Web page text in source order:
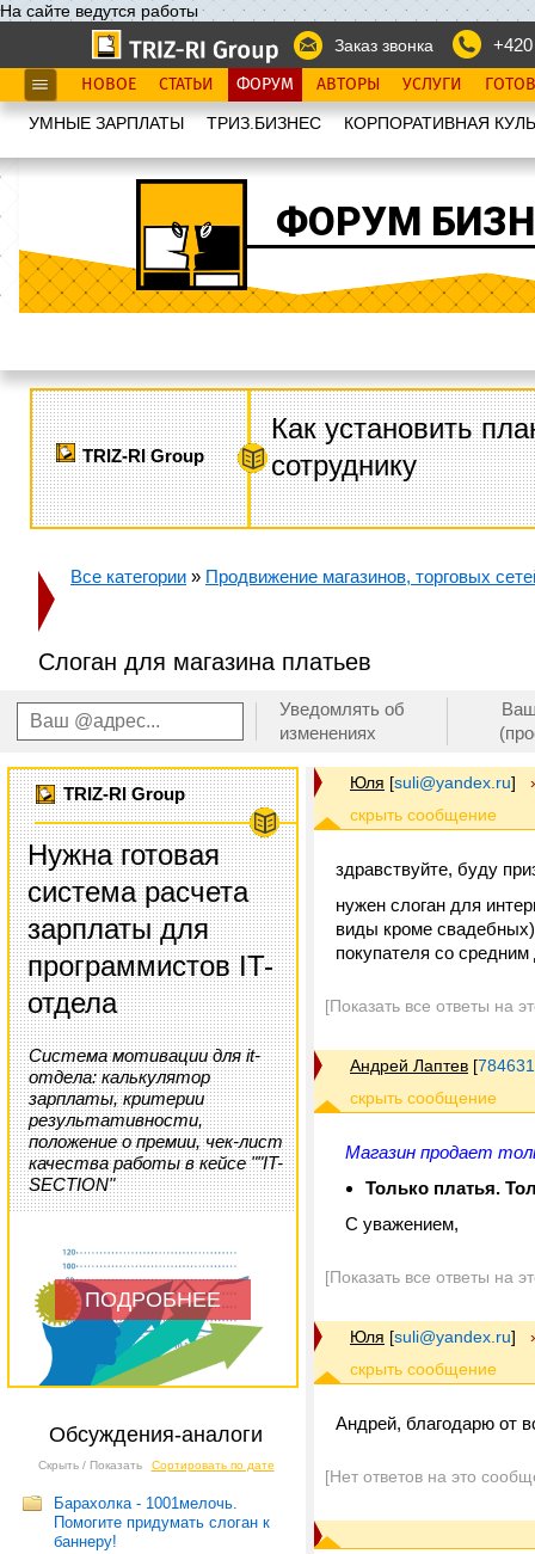
На сайте ведутся работы
Заказ звонка
НОВОЕ СТАТЬИ ФОРУМ АВТОРЫ УСЛУГИ
УМНЫЕ ЗАРПЛАТЫ ТРИЗ.БИЗНЕС КОРПОРАТИВНАЯ
ФОРУМ
TRIZ-RI Group
Как установить
сотруднику
Все категории » Продвижение магазинов, торговых
Слоган для магазина платьев
Уведомлять об
изменениях
TRIZ-RI Group
Нужна готовая
система расчета
зарплаты для
программистов IT-
отдела
Система мотивации для it-
отдела: калькулятор
зарплаты, критерии
результативности,
положение о премии, чек-лист
качества работы в кейсе ""IT-
SECTION"
ПОДРОБНЕЕ
Обсуждения-аналоги
Скрыть / Показать Сортировать по дате
Барахолка - 1001мелочь.
Помогите придумать слоган к
баннеру!
Юля [suli@yandex.ru]
здравствуйте, буду
нужен слоган для
виды кроме
покупателя со
[Показать все ответы на
Андрей Лаптев [
Магазин продает
Только платья.
С уважением,
[Показать все ответы на
Юля [suli@yandex.ru]
Андрей, благодарю от
[Нет ответов на это